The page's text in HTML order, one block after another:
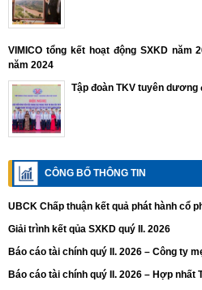
VIMICO tổng kết hoạt động SXKD năm
năm 2024
Tập đoàn TKV tuyên
CÔNG BỐ THÔNG TIN
UBCK Chấp thuận kết quả phát hành cổ
Giải trình kết qủa SXKD quý II. 2026
Báo cáo tài chính quý II. 2026 – Công ty
Báo cáo tài chính quý II. 2026 – Hợp nhất